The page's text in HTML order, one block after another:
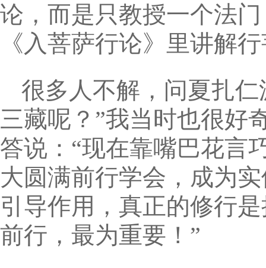
论，而是只教授一个法
《入菩萨行论》里讲解
很多人不解，问夏扎
三藏呢？”我当时也很好
答说：“现在靠嘴巴花言
大圆满前行学会，成为
引导作用，真正的修行
前行，最为重要！”